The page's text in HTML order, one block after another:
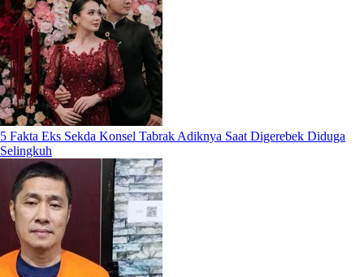
5 Fakta Eks Sekda Konsel Tabrak Adiknya Saat Digerebek Diduga
Selingkuh